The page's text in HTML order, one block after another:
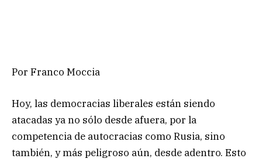
Por Franco Moccia
Hoy, las democracias liberales están siendo
atacadas ya no sólo desde afuera, por la
competencia de autocracias como Rusia, sino
también, y más peligroso aún, desde adentro. Esto